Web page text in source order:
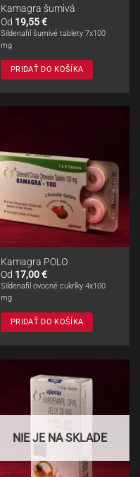
Kamagra šumivá
Od 19,55€
Sildenafil šumivé tablety 7x100
mg
PRIDAŤ DO KOŠÍKA
Kamagra POLO
Od 17,00€
Sildenafil ovocné cukríky 4x100
mg
PRIDAŤ DO KOŠÍKA
NIE JE NA SKLADE